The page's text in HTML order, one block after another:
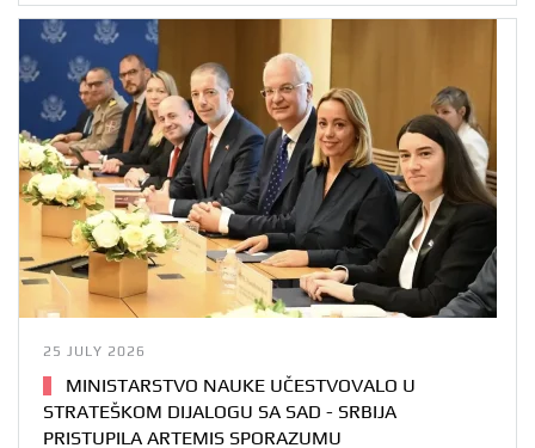
25 JULY 2026
MINISTARSTVO NAUKE UČESTVOVALO U
STRATEŠKOM DIJALOGU SA SAD - SRBIJA
PRISTUPILA ARTEMIS SPORAZUMU